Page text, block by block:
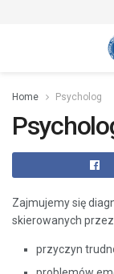
Home Psycholog
Zajmujemy się
skierowanych
przyczyn